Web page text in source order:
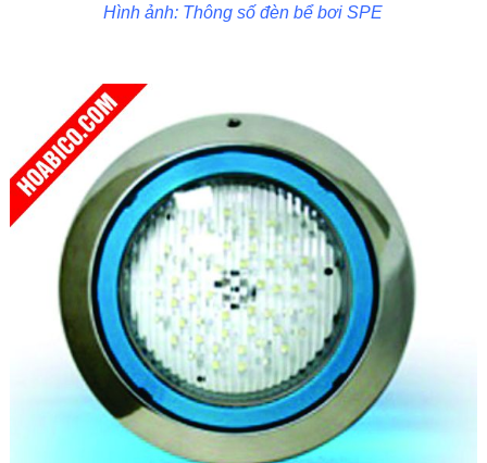
Hình ảnh: Thông số đèn bể bơi SPE